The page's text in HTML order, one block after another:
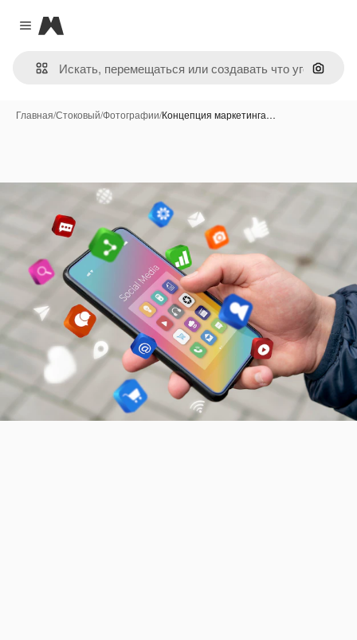
Close menu
Magnific
Поиск
Главная/Стоковый/Фотографии/Концепция маркетинга…